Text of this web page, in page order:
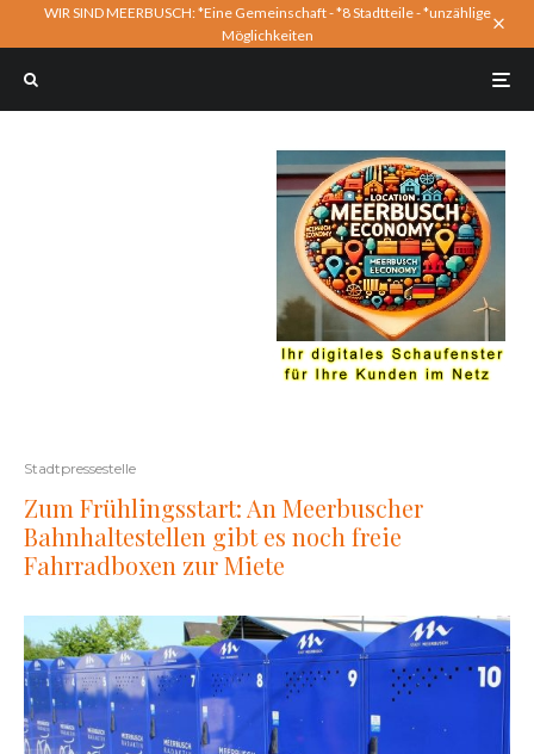
WIR SIND MEERBUSCH: *Eine Gemeinschaft - *8 Stadtteile - *unzählige
Möglichkeiten
Stadtpressestelle
Zum Frühlingsstart: An Meerbuscher
Bahnhaltestellen gibt es noch freie
Fahrradboxen zur Miete